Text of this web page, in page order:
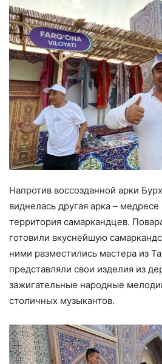
Напротив воссозданной арки
виднелась другая арка –
территория самаркандцев.
готовили вкуснейшую
ними разместились мастера из
представляли свои изделия из
зажигательные народные
столичных музыкантов.